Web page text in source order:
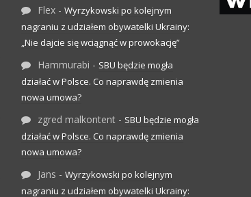
Flex - Wyrzykowski po kolejnym
nagraniu z udziałem obywatelki Ukrainy:
„Nie dajcie się wciągnąć w prowokację”
Hammurabi - SBU będzie mogła
działać w Polsce. Co naprawdę zmienia
nowa umowa?
zgred malkontent - SBU będzie mogła
działać w Polsce. Co naprawdę zmienia
nowa umowa?
Jans - Wyrzykowski po kolejnym
nagraniu z udziałem obywatelki Ukrainy: